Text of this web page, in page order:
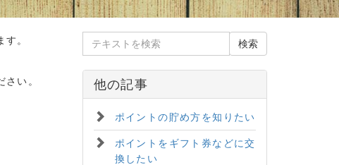
。
い。
他の記事
ポイントの貯め方を知りたい
ポイントをギフト券などに交
換したい